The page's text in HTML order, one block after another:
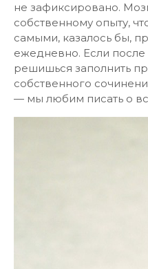
не зафиксировано.
собственному опыту,
самыми, казалось бы,
ежедневно. Если после
решишься заполнить
собственного
— мы любим писать о